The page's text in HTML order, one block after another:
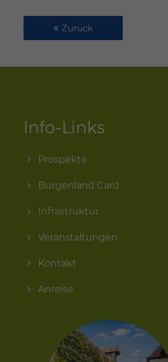
Zurück
Info-Links
Prospekte
Burgenland Card
Infrastruktur
Veranstaltungen
Kontakt
Anreise